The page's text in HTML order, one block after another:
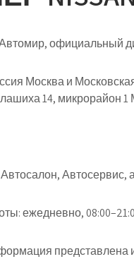
официальный
Москва и
14, микрорайон
Автосалон, Автосервис,
ежедневно,
представлена